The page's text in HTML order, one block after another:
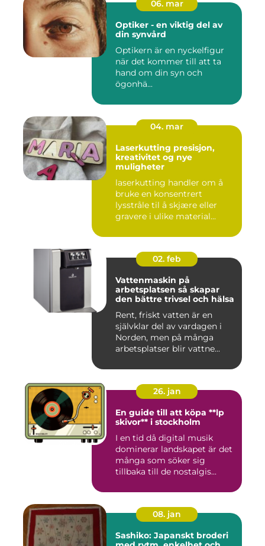
06. mar
Optiker - en viktig del av
din synvård
Optikern är en nyckelfigur
när det kommer till att ta
hand om din syn och
ögonhä...
04. mar
Laserkutting presisjon,
kreativitet og nye
muligheter
laserkutting handler om å
bruke en konsentrert
lysstråle til å skjære eller
gravere i ulike material...
02. feb
Vattenmaskin på
arbetsplatsen så skapar
den bättre trivsel och hälsa
Rent, friskt vatten är en
självklar del av vardagen i
Norden, men på många
arbetsplatser blir vattne...
26. jan
En guide till att köpa **lp
skivor** i stockholm
I en tid då digital musik
dominerar landskapet är det
många som söker sig
tillbaka till de nostalgis...
08. jan
Sashiko: Japanskt broderi